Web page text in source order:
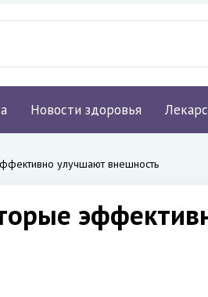
Новости здоровья
улучшают внешность